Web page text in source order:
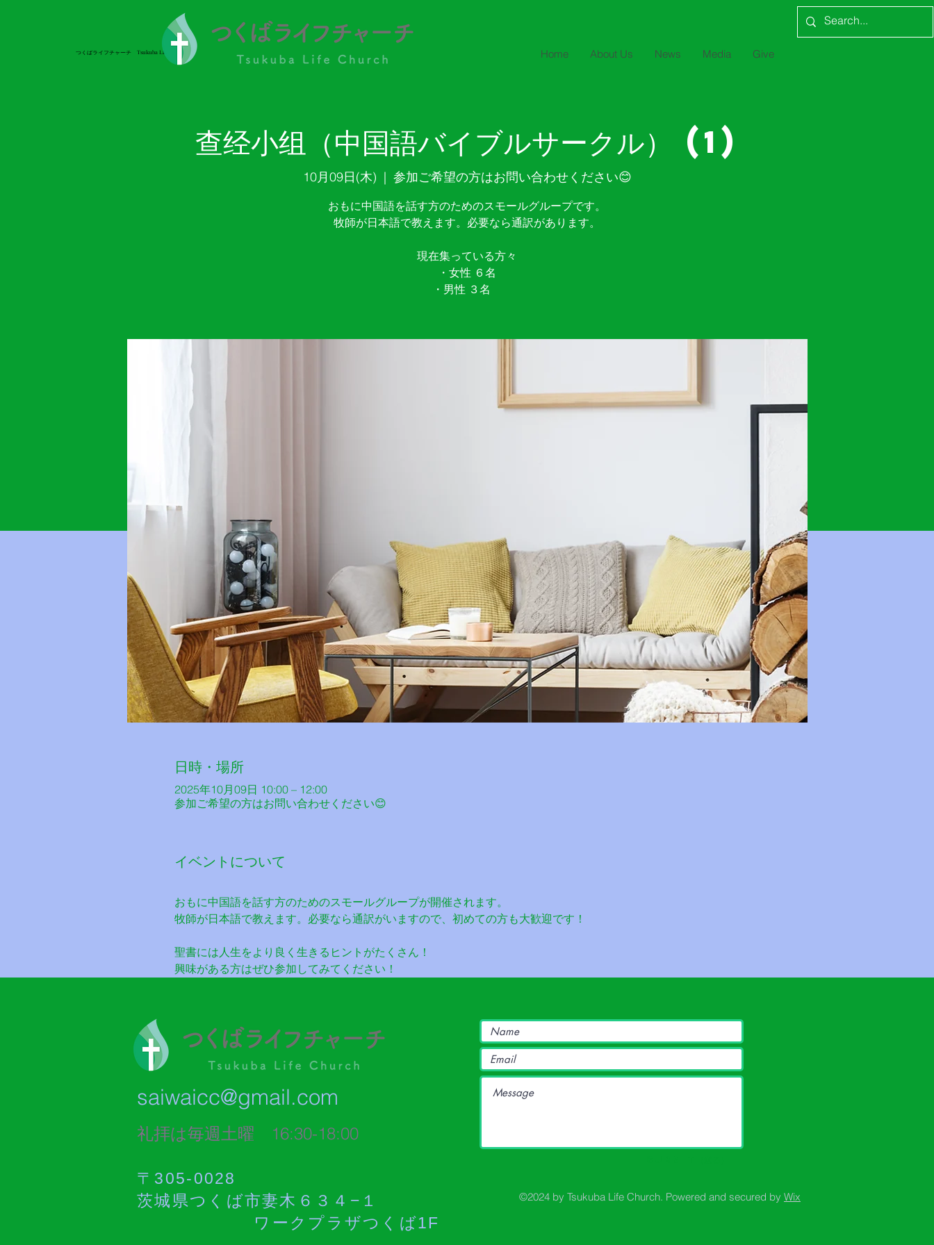
つくばライフチャーチ Tsukuba Life Church
つくばライフチャーチ Tsukuba Life Church Home About Us News Media Give
查经小组（中国語バイブルサークル） (1)
10月09日(木)
  |
参加ご希望の方はお問い合わせください😊
おもに中国語を話す方のためのスモールグループです。
牧師が日本語で教えます。必要なら通訳があります。
現在集っている方々
・女性 ６名
・男性 ３名
日時・場所
2025年10月09日 10:00 – 12:00
参加ご希望の方はお問い合わせください😊
イベントについて
おもに中国語を話す方のためのスモールグループが開催されます。
牧師が日本語で教えます。必要なら通訳がいますので、初めての方も大歓迎です！
聖書には人生をより良く生きるヒントがたくさん！
興味がある方はぜひ参加してみてください！
saiwaicc@gmail.com
礼拝は毎週土曜 16:30-18:00​
〒305-0028
茨城県つくば市妻木６３４−１
ワークプラザつくば1F
©2024 by Tsukuba Life Church. Powered and secured by Wix